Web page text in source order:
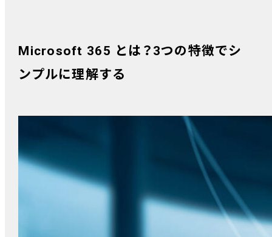
Microsoft 365 とは？3つの特徴でシ
ンプルに理解する